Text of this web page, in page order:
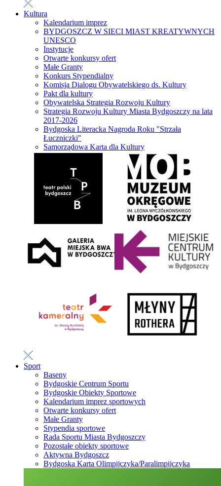
Kultura
Kalendarium imprez
BYDGOSZCZ W SIECI MIAST KREATYWNYCH
UNESCO
Instytucje
Otwarte konkursy ofert
Małe Granty
Konkurs Stypendialny
Komisja Dialogu Obywatelskiego ds. Kultury
Pakt dla kultury
Obywatelska Strategia Rozwoju Kultury
Strategia Rozwoju Kultury Miasta Bydgoszczy na lata
2017-2026
Bydgoska Literacka Nagroda Roku "Strzała
Łuczniczki"
Samorządowa Karta dla Kultury
Sport
Baseny
Bydgoskie Centrum Sportu
Bydgoskie Obiekty Sportowe
Kalendarium imprez sportowych
Otwarte konkursy ofert
Małe Granty
Stypendia sportowe
Rada Sportu Miasta Bydgoszczy
Pozostałe obiekty sportowe
Aktywna Bydgoszcz
Bydgoska Karta Olimpijczyka/Paralimpijczyka